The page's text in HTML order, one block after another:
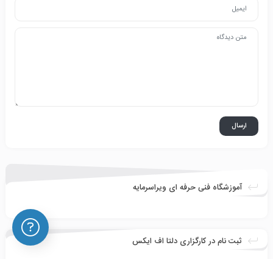
آموزشگاه فنی حرفه ای ویراسرمایه
ثبت نام در کارگزاری دلتا اف ایکس